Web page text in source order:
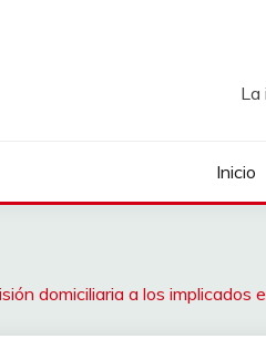
La
Inicio
domiciliaria a los implicados